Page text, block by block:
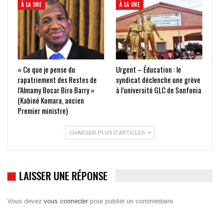
À LA UNE
« Ce que je pense du
rapatriement des Restes de
l’Almamy Bocar Biro Barry »
(Kabiné Komara, ancien
Premier ministre)
À LA UNE
Urgent – Éducation : le
syndicat déclenche une grève
à l’université GLC de Sonfonia
CHARGER PLUS D'ARTICLES
LAISSER UNE RÉPONSE
Vous devez vous connecter pour publier un commentaire.